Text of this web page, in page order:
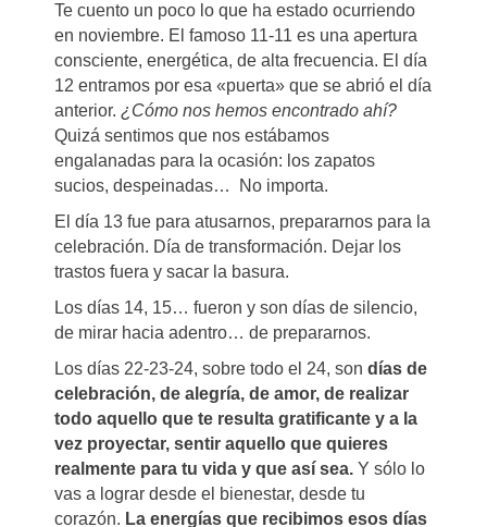
Te cuento un poco lo que ha estado ocurriendo
en noviembre. El famoso 11-11 es una apertura
consciente, energética, de alta frecuencia. El día
12 entramos por esa «puerta» que se abrió el día
anterior. ¿Cómo nos hemos encontrado ahí?
Quizá sentimos que nos estábamos
engalanadas para la ocasión: los zapatos
sucios, despeinadas… No importa.
El día 13 fue para atusarnos, prepararnos para la
celebración. Día de transformación. Dejar los
trastos fuera y sacar la basura.
Los días 14, 15… fueron y son días de silencio,
de mirar hacia adentro… de prepararnos.
Los días 22-23-24, sobre todo el 24, son días de
celebración, de alegría, de amor, de realizar
todo aquello que te resulta gratificante y a la
vez proyectar, sentir aquello que quieres
realmente para tu vida y que así sea. Y sólo lo
vas a lograr desde el bienestar, desde tu
corazón. La energías que recibimos esos días